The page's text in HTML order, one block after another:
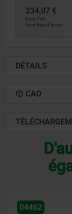
234,07 €
hors TVA
hors frais d’envoi
DÉTAILS
CAO
04462